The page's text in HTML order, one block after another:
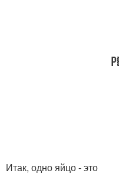
Итак, одно яйцо - это